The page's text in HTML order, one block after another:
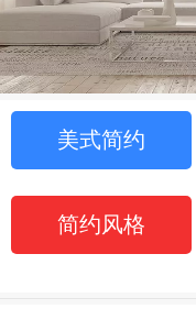
美式简约
简约风格